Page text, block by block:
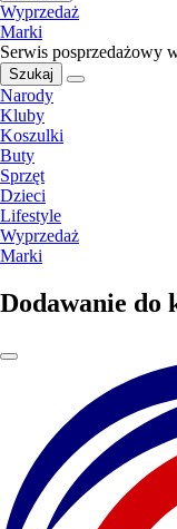
Wyprzedaż
Marki
Serwis posprzedażowy
Szukaj
Narody
Kluby
Koszulki
Buty
Sprzęt
Dzieci
Lifestyle
Wyprzedaż
Marki
Dodawanie do